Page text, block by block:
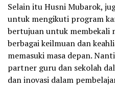
Selain itu Husni Mubarok,
untuk mengikuti program
bertujuan untuk membekali
berbagai keilmuan dan
memasuki masa depan.
partner guru dan sekolah
dan inovasi dalam